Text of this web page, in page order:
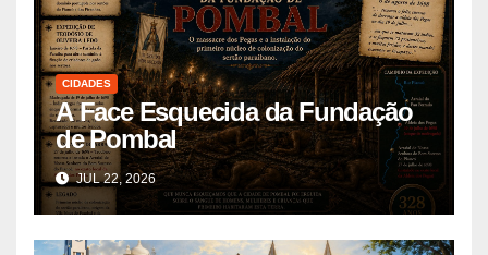
CIDADES
A Face Esquecida da Fundação
de Pombal
JUL 22, 2026